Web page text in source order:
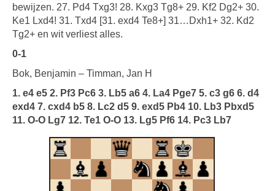
bewijzen. 27. Pd4 Txg3! 28. Kxg3 Tg8+ 29. Kf2 Dg2+ 30.
Ke1 Lxd4! 31. Txd4 [31. exd4 Te8+] 31…Dxh1+ 32. Kd2
Tg2+ en wit verliest alles.
0-1
Bok, Benjamin – Timman, Jan H
1. e4 e5 2. Pf3 Pc6 3. Lb5 a6 4. La4 Pge7 5. c3 g6 6. d4
exd4 7. cxd4 b5 8. Lc2 d5 9. exd5 Pb4 10. Lb3 Pbxd5
11. O-O Lg7 12. Te1 O-O 13. Lg5 Pf6 14. Pc3 Lb7